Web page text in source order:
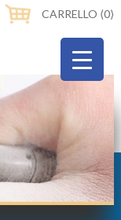
CARRELLO ⟨0⟩